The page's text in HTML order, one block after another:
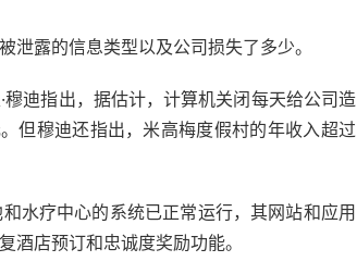
露的信息类型以及公司损失了多少。
迪指出，据估计，计算机关闭每天给公司造
但穆迪还指出，米高梅度假村的年收入超过
水疗中心的系统已正常运行，其网站和应用
酒店预订和忠诚度奖励功能。